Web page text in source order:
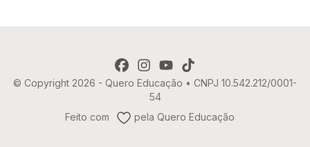
Política de Cookies
© Copyright 2026 - Quero Educação • CNPJ 10.542.212/0001-
54
Feito com
pela Quero Educação